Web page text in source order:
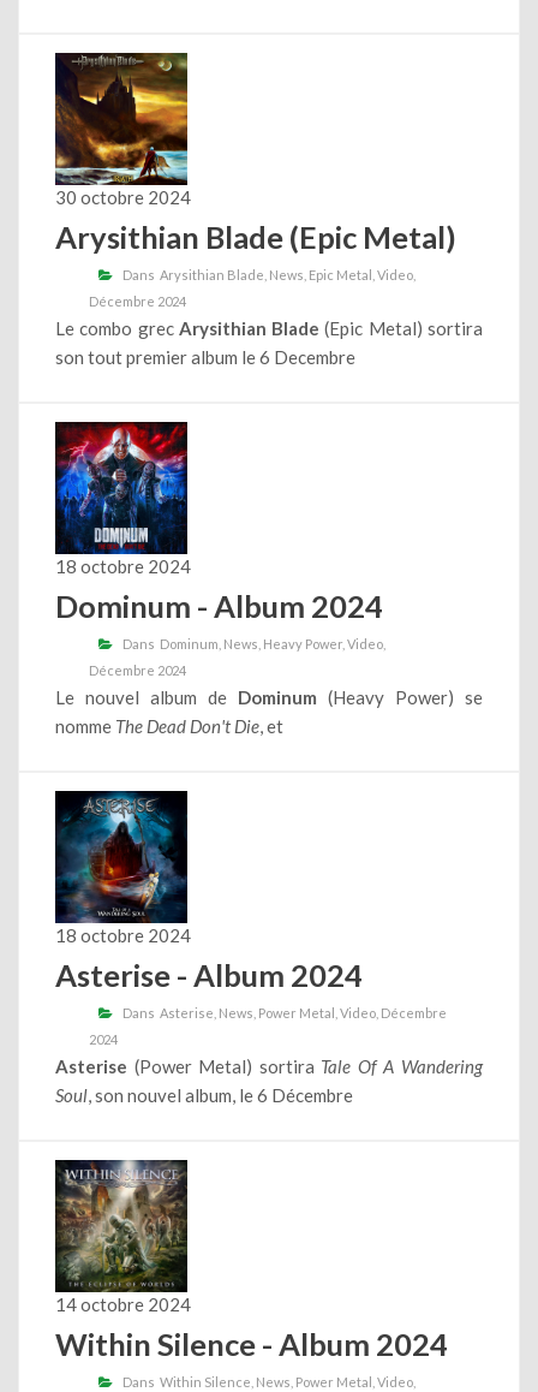
30 octobre 2024
Arysithian Blade (Epic Metal)
Dans Arysithian Blade News Epic Metal Video
Décembre 2024
Le combo grec Arysithian Blade (Epic Metal) sortira
son tout premier album le 6 Decembre
18 octobre 2024
Dominum - Album 2024
Dans Dominum News Heavy Power Video
Décembre 2024
Le nouvel album de Dominum (Heavy Power) se
nomme The Dead Don't Die, et
18 octobre 2024
Asterise - Album 2024
Dans Asterise News Power Metal Video Décembre
2024
Asterise (Power Metal) sortira Tale Of A Wandering
Soul, son nouvel album, le 6 Décembre
14 octobre 2024
Within Silence - Album 2024
Dans Within Silence News Power Metal Video